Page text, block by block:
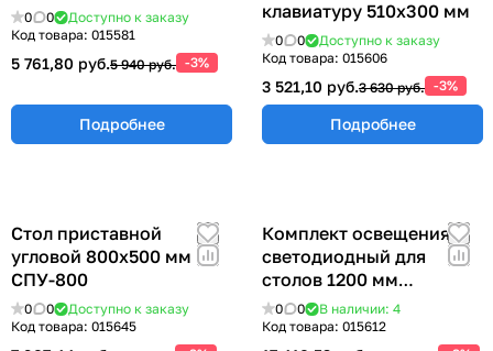
0 0
Доступно к заказу
Код товара: 015581
5 761,80 руб.5 940 руб. -3%
Подробнее
клавиатуру 510х300 мм
0 0
Доступно к заказу
Код товара: 015606
3 521,10 руб.3 630 руб. -3%
Подробнее
Стол приставной
угловой 800х500 мм
СПУ-800
0 0
Доступно к заказу
Код товара: 015645
Комплект освещения
светодиодный для
столов 1200 мм
КОС-1200
0 0
В наличии: 4
Код товара: 015612